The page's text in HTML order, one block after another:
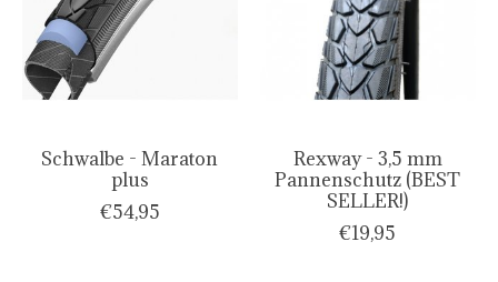
Schwalbe - Maraton
plus
€54,95
Rexway - 3,5 mm
Pannenschutz (BEST
SELLER!)
€19,95